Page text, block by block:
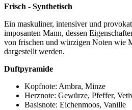
Frisch - Synthetisch
Ein maskuliner, intensiver und
imposanten Mann, dessen
von frischen und würzigen Noten wie
dargestellt werden.
Duftpyramide
Kopfnote: Ambra, Minze
Herznote: Gewürze, Pfeffer,
Basisnote: Eichenmoos, Vanille